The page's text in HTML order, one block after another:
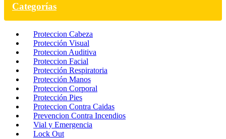
Categorías
Proteccion Cabeza
Protección Visual
Proteccion Auditiva
Proteccion Facial
Protección Respiratoria
Protección Manos
Proteccion Corporal
Protección Pies
Proteccion Contra Caidas
Prevencion Contra Incendios
Vial y Emergencia
Lock Out